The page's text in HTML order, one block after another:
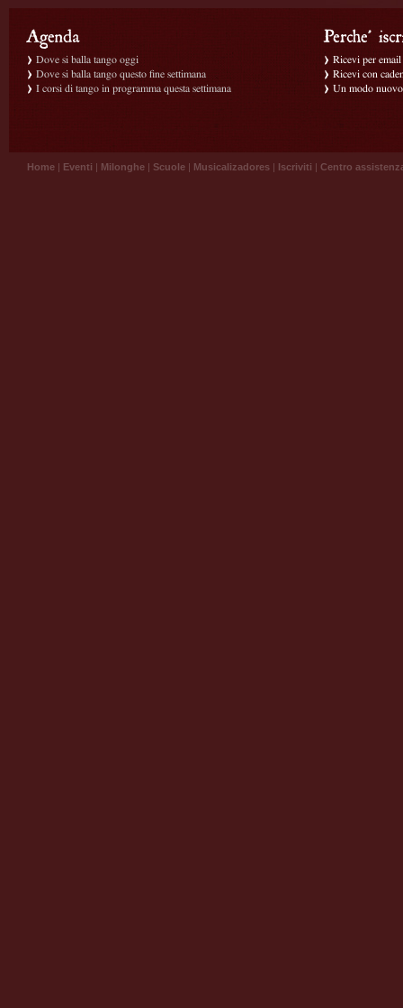
Dove si balla tango oggi
Dove si balla tango questo fine settimana
I corsi di tango in programma questa settimana
Ricevi per
Ricevi con
Un modo
Home | Eventi | Milonghe | Scuole | Musicalizadores | Iscriviti | Centro